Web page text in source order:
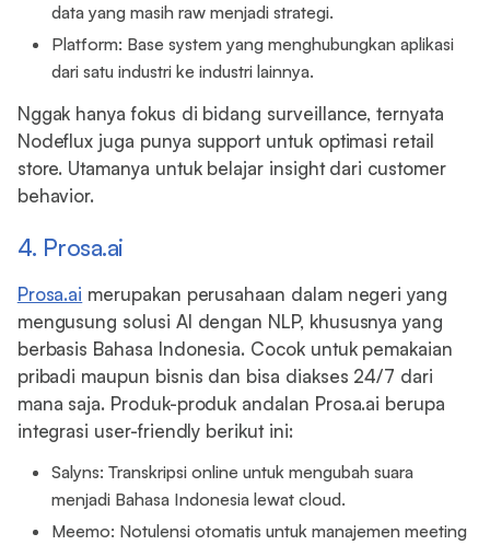
data yang masih raw menjadi strategi.
Platform: Base system yang menghubungkan aplikasi
dari satu industri ke industri lainnya.
Nggak hanya fokus di bidang surveillance, ternyata
Nodeflux juga punya support untuk optimasi retail
store. Utamanya untuk belajar insight dari customer
behavior.
4. Prosa.ai
Prosa.ai merupakan perusahaan dalam negeri yang
mengusung solusi AI dengan NLP, khususnya yang
berbasis Bahasa Indonesia. Cocok untuk pemakaian
pribadi maupun bisnis dan bisa diakses 24/7 dari
mana saja. Produk-produk andalan Prosa.ai berupa
integrasi user-friendly berikut ini:
Salyns: Transkripsi online untuk mengubah suara
menjadi Bahasa Indonesia lewat cloud.
Meemo: Notulensi otomatis untuk manajemen meeting